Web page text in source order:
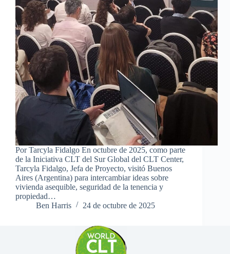
Por Tarcyla Fidalgo En octubre de 2025, como parte
de la Iniciativa CLT del Sur Global del CLT Center,
Tarcyla Fidalgo, Jefa de Proyecto, visitó Buenos
Aires (Argentina) para intercambiar ideas sobre
vivienda asequible, seguridad de la tenencia y
propiedad…
Ben Harris
24 de octubre de 2025